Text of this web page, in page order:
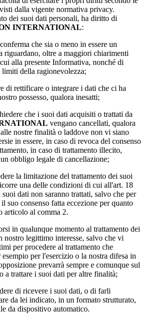
dalla vigente normativa privacy.
dei suoi dati personali, ha diritto di
INTERNATIONAL:
che sia o meno in essere un
riguardano, oltre a maggiori chiarimenti
alla presente Informativa, nonché di
limiti della ragionevolezza;
di rettificare o integrare i dati che ci ha
possesso, qualora inesatti;
che i suoi dati acquisiti o trattati da
vengano cancellati, qualora
nostre finalità o laddove non vi siano
in essere, in caso di revoca del consenso
in caso di trattamento illecito,
obbligo legale di cancellazione;
la limitazione del trattamento dei suoi
una delle condizioni di cui all'art. 18
dati non saranno trattati, salvo che per
suo consenso fatta eccezione per quanto
articolo al comma 2.
in qualunque momento al trattamento dei
nostro legittimo interesse, salvo che vi
per procedere al trattamento che
per l'esercizio o la nostra difesa in
prevarrà sempre e comunque sul
a trattare i suoi dati per altre finalità;
di ricevere i suoi dati, o di farli
da lei indicato, in un formato strutturato,
da dispositivo automatico.